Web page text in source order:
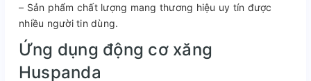
– Sản phẩm chất lượng mang thương hiệu uy tín được
nhiều người tin dùng.
Ứng dụng động cơ xăng
Huspanda